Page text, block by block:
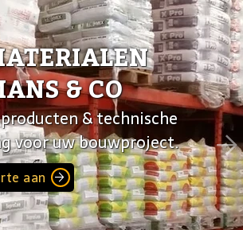
& CO
& technische
voor uw bouwproject.
aan